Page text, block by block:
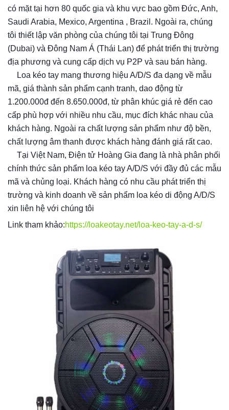
có mặt tại hơn 80 quốc gia và khu vực bao gồm Đức, Anh,
Saudi Arabia, Mexico, Argentina , Brazil. Ngoài ra, chúng
tôi thiết lập văn phòng của chúng tôi tại Trung Đông
(Dubai) và Đông Nam Á (Thái Lan) để phát triển thị trường
địa phương và cung cấp dịch vụ P2P và sau bán hàng.
Loa kéo tay mang thương hiệu A/D/S đa dạng về mẫu
mã, giá thành sản phẩm cạnh tranh, dao động từ
1.200.000đ đến 8.650.000đ, từ phân khúc giá rẻ đến cao
cấp phù hợp với nhiều nhu cầu, mục đích khác nhau của
khách hàng. Ngoài ra chất lượng sản phẩm như độ bền,
chất lượng âm thanh được khách hàng đánh giá rất cao.
Tại Việt Nam, Điện tử Hoàng Gia đang là nhà phân phối
chính thức sản phẩm loa kéo tay A/D/S với đầy đủ các mẫu
mã và chủng loại. Khách hàng có nhu cầu phát triển thị
trường và kinh doanh về sản phẩm loa kéo di động A/D/S
xin liên hệ với chúng tôi
Link tham khảo:https://loakeotay.net/loa-keo-tay-a-d-s/